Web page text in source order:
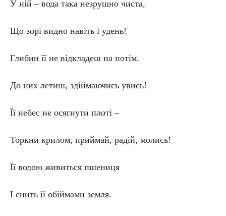
У ній – вода така незрушно чиста,
Що зорі видно навіть і удень!
Глибин її не відкладеш на потім.
До них летиш, здіймаючись увись!
Її небес не осягнути плоті –
Торкни крилом, приймай, радій, молись!
Її водою живиться пшениця
І снить її обіймами земля.